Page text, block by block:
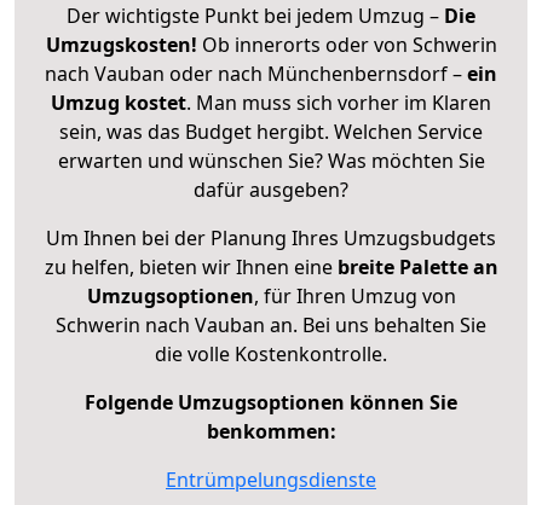
Der wichtigste Punkt bei jedem Umzug – Die
Umzugskosten! Ob innerorts oder von Schwerin
nach Vauban oder nach Münchenbernsdorf –ein
Umzug kostet. Man muss sich vorher im Klaren
sein, was das Budget hergibt. Welchen Service
erwarten und wünschen Sie? Was möchten Sie
dafür ausgeben?
Um Ihnen bei der Planung Ihres Umzugsbudgets
zu helfen, bieten wir Ihnen eine breite Palette an
Umzugsoptionen, für Ihren Umzug von
Schwerin nach Vauban an. Bei uns behalten Sie
die volle Kostenkontrolle.
Folgende Umzugsoptionen können Sie
benkommen:
Entrümpelungsdienste